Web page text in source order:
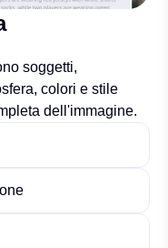
soggetti,
colori e stile
dell'immagine.